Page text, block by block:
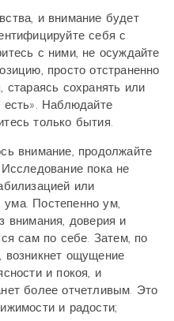
и внимание будет
себя с
с ними, не осуждайте
просто отстраненно
сохранять или
есть». Наблюдайте
только бытия.
внимание, продолжайте
пока не
или
Постепенно ум,
внимания, доверия и
сам по себе. Затем, по
возникнет ощущение
и покоя, и
более отчетливым. Это
и радости;